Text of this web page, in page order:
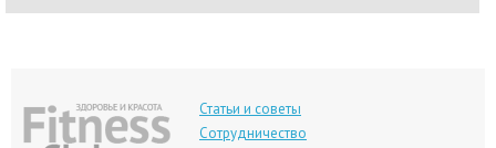
Статьи и советы
Сотрудничество